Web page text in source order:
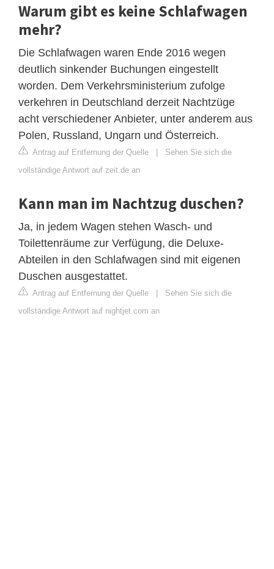
Warum gibt es keine Schlafwagen
mehr?
Die Schlafwagen waren Ende 2016 wegen
deutlich sinkender Buchungen eingestellt
worden. Dem Verkehrsministerium zufolge
verkehren in Deutschland derzeit Nachtzüge
acht verschiedener Anbieter, unter anderem aus
Polen, Russland, Ungarn und Österreich.
Antrag auf Entfernung der Quelle | Sehen Sie sich die
vollständige Antwort auf zeit.de an
Kann man im Nachtzug duschen?
Ja, in jedem Wagen stehen Wasch- und
Toilettenräume zur Verfügung, die Deluxe-
Abteilen in den Schlafwagen sind mit eigenen
Duschen ausgestattet.
Antrag auf Entfernung der Quelle | Sehen Sie sich die
vollständige Antwort auf nightjet.com an